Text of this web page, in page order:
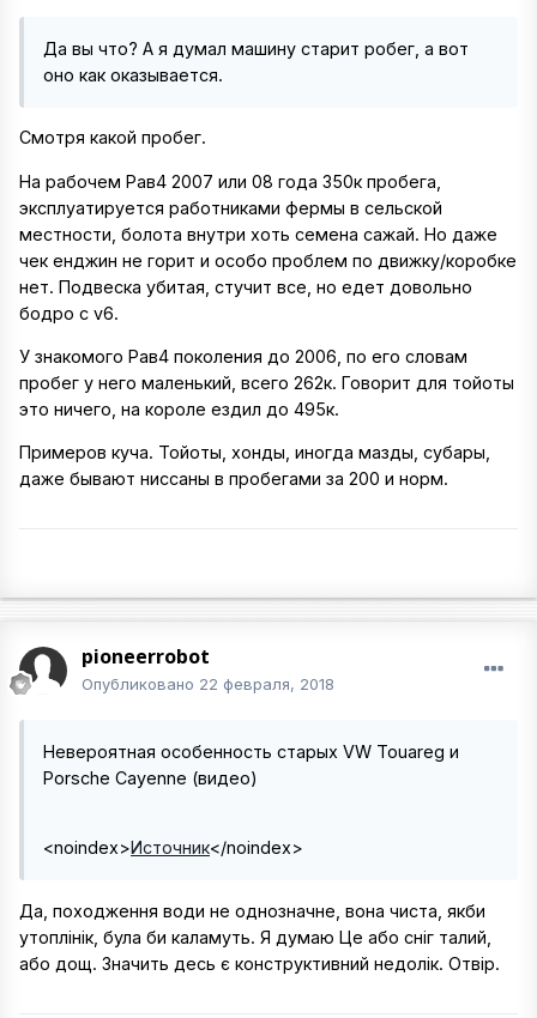
Да вы что? А я думал машину старит робег, а вот
оно как оказывается.
Смотря какой пробег.
На рабочем Рав4 2007 или 08 года 350к пробега,
эксплуатируется работниками фермы в сельской
местности, болота внутри хоть семена сажай. Но даже
чек енджин не горит и особо проблем по движку/коробке
нет. Подвеска убитая, стучит все, но едет довольно
бодро с v6.
У знакомого Рав4 поколения до 2006, по его словам
пробег у него маленький, всего 262к. Говорит для тойоты
это ничего, на короле ездил до 495к.
Примеров куча. Тойоты, хонды, иногда мазды, субары,
даже бывают ниссаны в пробегами за 200 и норм.
pioneerrobot
Опубликовано 22 февраля, 2018
Невероятная особенность старых VW Touareg и
Porsche Cayenne (видео)
<noindex>Источник</noindex>
Да, походження води не однозначне, вона чиста, якби
утоплінік, була би каламуть. Я думаю Це або сніг талий,
або дощ. Значить десь є конструктивний недолік. Отвір.